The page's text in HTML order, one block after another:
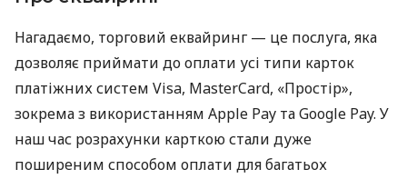
Нагадаємо, торговий еквайринг — це послуга, яка
дозволяє приймати до оплати усі типи карток
платіжних систем Visa, MasterCard, «Простір»,
зокрема з використанням Apple Pay та Google Pay. У
наш час розрахунки карткою стали дуже
поширеним способом оплати для багатьох